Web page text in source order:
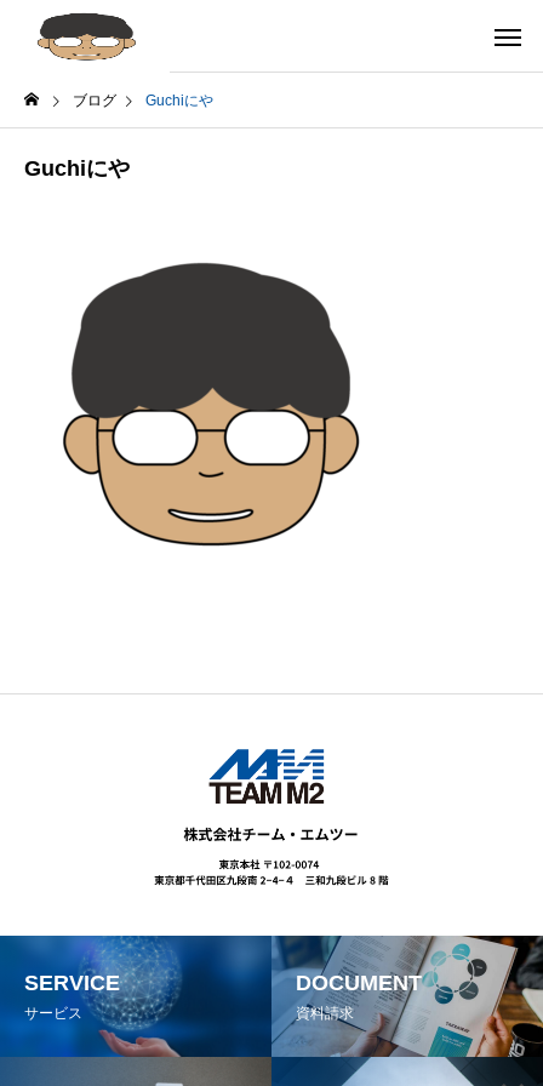
ブログ Guchiにや
Guchiにや
SERVICE
サービス
DOCUMENT
資料請求